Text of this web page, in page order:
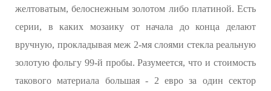
желтоватым, белоснежным золотом либо платиной. Есть
серии, в каких мозаику от начала до конца делают
вручную, прокладывая меж 2-мя слоями стекла реальную
золотую фольгу 99-й пробы. Разумеется, что и стоимость
такового материала большая - 2 евро за один сектор